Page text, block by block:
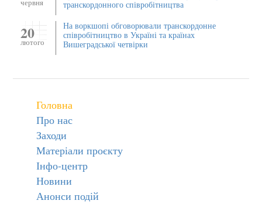
червня
транскордонного співробітництва
20
лютого
На воркшопі обговорювали транскордонне
співробітництво в Україні та країнах
Вишеградської четвірки
Головна
Про нас
Заходи
Матеріали проєкту
Інфо-центр
Новини
Анонси подій